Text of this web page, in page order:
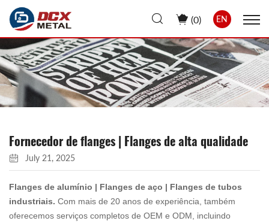
(0) EN
Fornecedor de flanges | Flanges de alta qualidade
July 21, 2025
Flanges de alumínio | Flanges de aço | Flanges de tubos
industriais. Com mais de 20 anos de experiência, também
oferecemos serviços completos de OEM e ODM, incluindo